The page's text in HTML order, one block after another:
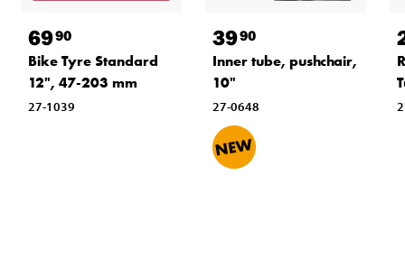
6990
Bike Tyre Standard
12", 47-203 mm
27-1039
3990
Inner tube, pushchair,
10"
27-0648